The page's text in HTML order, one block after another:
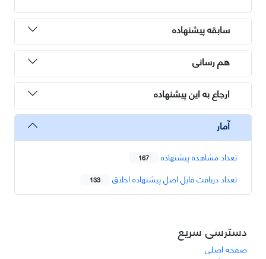
سابقه پیشنهاده
هم رسانی
ارجاع به این پیشنهاده
آمار
تعداد مشاهده پیشنهاده 167
تعداد دریافت فایل اصل پیشنهاده اخلاق 133
دسترسی سریع
صفحه اصلی